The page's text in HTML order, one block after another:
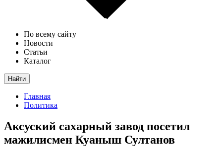
По всему сайту
Новости
Статьи
Каталог
Найти
Главная
Политика
Аксуский сахарный завод посетил
мажилисмен Куаныш Султанов